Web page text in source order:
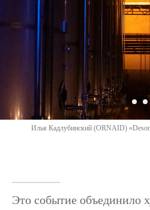
Илья Кадлубинский (ORNAID)
Это событие объединило